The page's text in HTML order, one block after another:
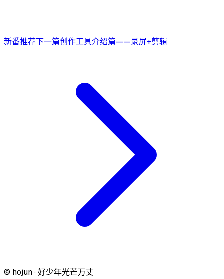
新番推荐下一篇创作工具介绍篇——录屏+剪辑
© hojun · 好少年光芒万丈